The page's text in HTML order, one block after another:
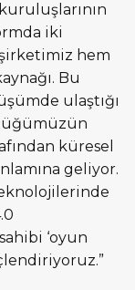
iki
hem
Bu
ulaştığı
küresel
geliyor.
‘oyun